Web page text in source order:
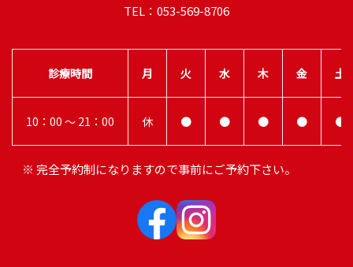
TEL：053-569-8706
診療時間 月 火 水 木 金 土
10：00 ～ 21：00 休 ● ● ● ● ●
※ 完全予約制になりますので事前にご予約下さい。